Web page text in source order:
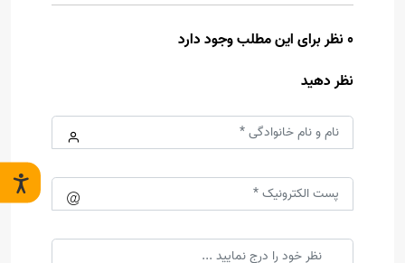
0 نظر برای این مطلب وجود دارد
نظر دهید